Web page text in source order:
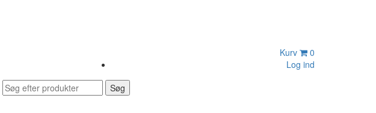
Kurv
0
Log ind
Søg